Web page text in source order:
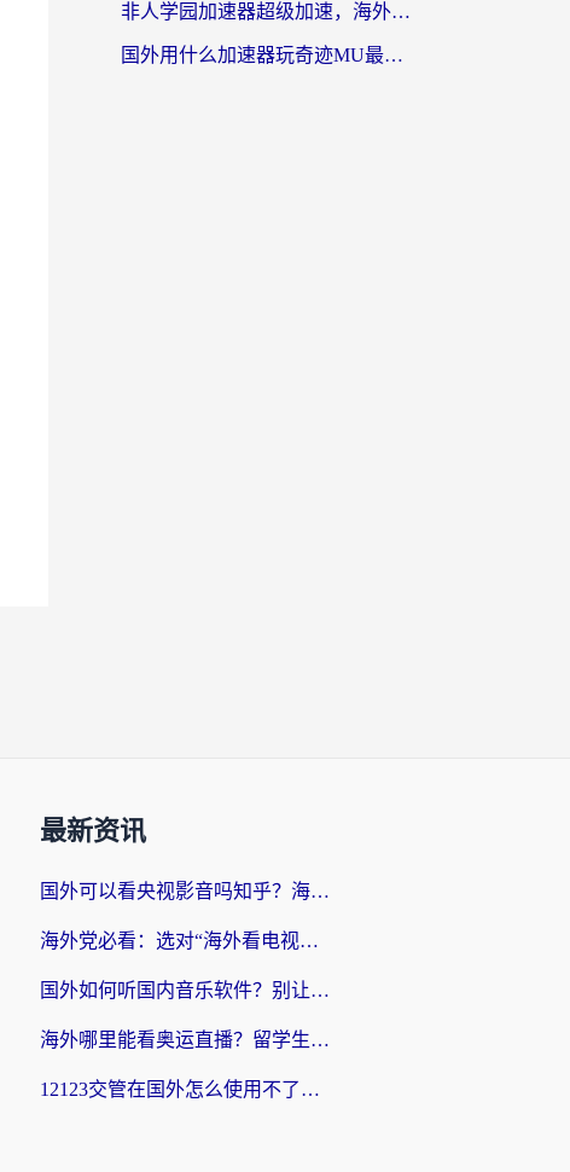
非人学园加速器超级加速，海外玩家重返国服的通行证
国外用什么加速器玩奇迹MU最好？2026海外玩家国服游戏加速全攻略
最新资讯
国外可以看央视影音吗知乎？海外党亲测有效的回国加速方案
海外党必看：选对“海外看电视剧软件”，再也不用愁国内剧刷不了
国外如何听国内音乐软件？别让地域限制，断了你的中文歌单
海外哪里能看奥运直播？留学生&海外华人必看的体育赛事观赛终极指南
12123交管在国外怎么使用不了？海外华人必看的无缝访问国内资源指南